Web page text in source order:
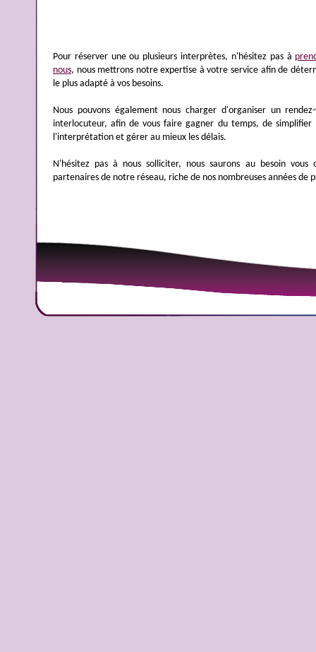
Pour réserver une ou plusieurs interprètes, n'hésitez pas à
nous, nous mettrons notre expertise à votre service afin de
le plus adapté à vos besoins.
Nous pouvons également nous charger d'organiser un
interlocuteur, afin de vous faire gagner du temps, de simplifier
l'interprétation et gérer au mieux les délais.
N'hésitez pas à nous solliciter, nous saurons au besoin vous
partenaires de notre réseau, riche de nos nombreuses années de